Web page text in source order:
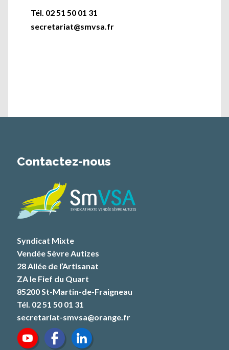
Tél. 02 51 50 01 31
secretariat@smvsa.fr
Contactez-nous
Syndicat Mixte
Vendée Sèvre Autizes
28 Allée de l’Artisanat
ZA le Fief du Quart
85200 St-Martin-de-Fraigneau
Tél. 02 51 50 01 31
secretariat-smvsa@orange.fr